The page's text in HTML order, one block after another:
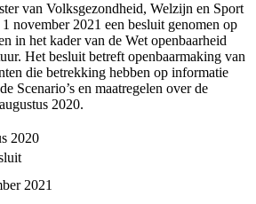
van Volksgezondheid, Welzijn en Sport
november 2021 een besluit genomen op
in het kader van de Wet openbaarheid
Het besluit betreft openbaarmaking van
die betrekking hebben op informatie
Scenario’s en maatregelen over de
2020.
2020
2021